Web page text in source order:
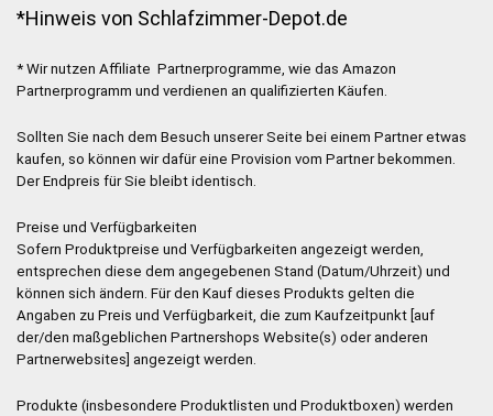
*Hinweis von Schlafzimmer-Depot.de
* Wir nutzen Affiliate Partnerprogramme, wie das Amazon
Partnerprogramm und verdienen an qualifizierten Käufen.
Sollten Sie nach dem Besuch unserer Seite bei einem Partner etwas
kaufen, so können wir dafür eine Provision vom Partner bekommen.
Der Endpreis für Sie bleibt identisch.
Preise und Verfügbarkeiten
Sofern Produktpreise und Verfügbarkeiten angezeigt werden,
entsprechen diese dem angegebenen Stand (Datum/Uhrzeit) und
können sich ändern. Für den Kauf dieses Produkts gelten die
Angaben zu Preis und Verfügbarkeit, die zum Kaufzeitpunkt [auf
der/den maßgeblichen Partnershops Website(s) oder anderen
Partnerwebsites] angezeigt werden.
Produkte (insbesondere Produktlisten und Produktboxen) werden